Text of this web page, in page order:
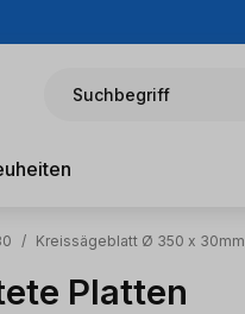
Suchbegriff
/ Kreissägeblatt Ø 350 x 30mm
Platten